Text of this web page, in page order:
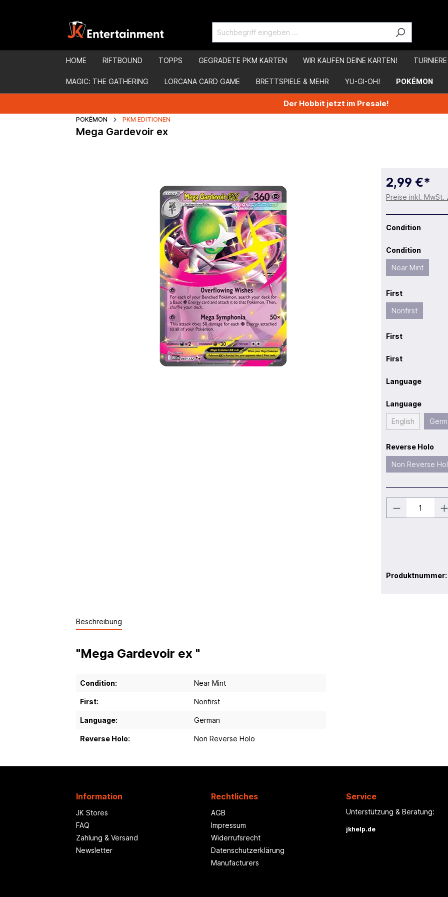
HOME RIFTBOUND TOPPS GEGRADETE PKM KARTEN WIR KAUFEN DEINE KARTEN!
MAGIC: THE GATHERING LORCANA CARD GAME BRETTSPIELE & MEHR YU-GI-OH! POKÉMON
Der Hobbit jetzt im Presale!
POKÉMON PKM EDITIONEN
Mega Gardevoir ex
2,99 €*
Preise inkl.
Condition
Condition
Near Mint
First
Nonfirst
First
First
Language
Language
English
Reverse Holo
Non Reverse
Produktnummer:
Beschreibung
"Mega Gardevoir ex "
Condition: Near Mint
First: Nonfirst
Language: German
Reverse Holo: Non Reverse Holo
Information
JK Stores
FAQ
Zahlung & Versand
Newsletter
Rechtliches
AGB
Impressum
Widerrufsrecht
Datenschutzerklärung
Manufacturers
Service
Unterstützung & Beratung:
jkhelp.de